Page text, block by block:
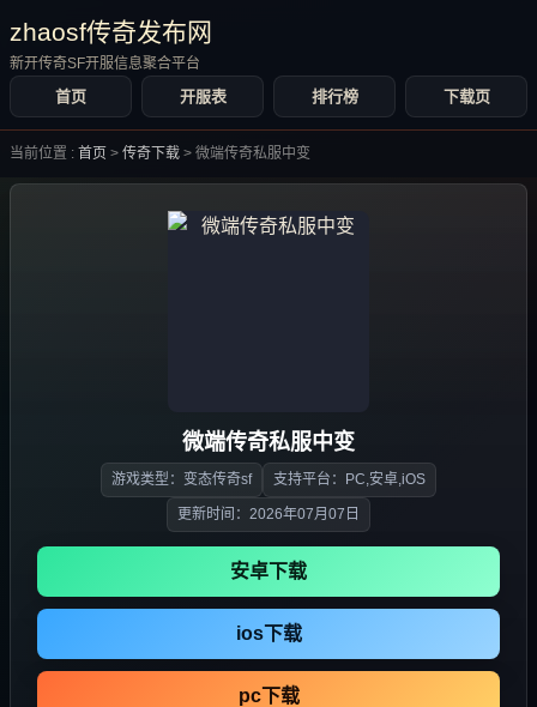
zhaosf传奇发布网
新开传奇SF开服信息聚合平台
首页 开服表 排行榜 下载页
当前位置 : 首页 > 传奇下载 > 微端传奇私服中变
微端传奇私服中变
游戏类型：变态传奇sf 支持平台：PC,安卓,iOS
更新时间：2026年07月07日
安卓下载
ios下载
pc下载